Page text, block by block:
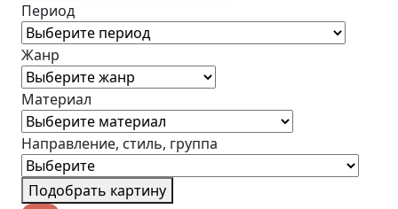
Период
Жанр
Материал
Направление, стиль, группа
Подобрать картину